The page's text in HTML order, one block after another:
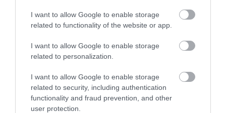
I want to allow Google to enable storage
related to functionality of the website or app.
I want to allow Google to enable storage
related to personalization.
I want to allow Google to enable storage
related to security, including authentication
functionality and fraud prevention, and other
user protection.